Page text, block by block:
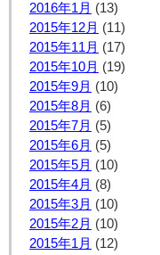
2016年1月 (13)
2015年12月 (11)
2015年11月 (17)
2015年10月 (19)
2015年9月 (10)
2015年8月 (6)
2015年7月 (5)
2015年6月 (5)
2015年5月 (10)
2015年4月 (8)
2015年3月 (10)
2015年2月 (10)
2015年1月 (12)